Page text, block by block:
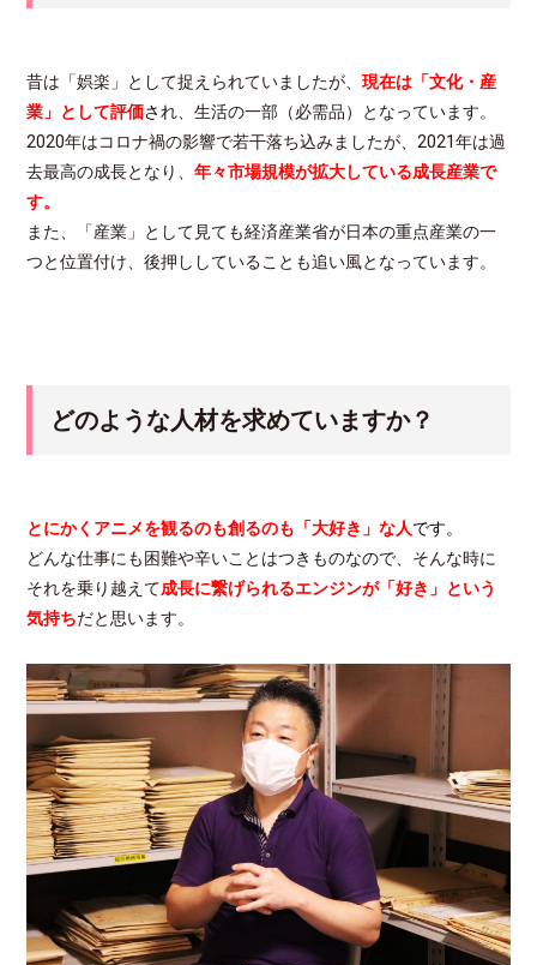
昔は「娯楽」として捉えられていましたが、現在は「文化・産
業」として評価され、生活の一部（必需品）となっています。
2020年はコロナ禍の影響で若干落ち込みましたが、2021年は過
去最高の成長となり、年々市場規模が拡大している成長産業で
す。
また、「産業」として見ても経済産業省が日本の重点産業の一
つと位置付け、後押ししていることも追い風となっています。
どのような人材を求めていますか？
とにかくアニメを観るのも創るのも「大好き」な人です。
どんな仕事にも困難や辛いことはつきものなので、そんな時に
それを乗り越えて成長に繋げられるエンジンが「好き」という
気持ちだと思います。